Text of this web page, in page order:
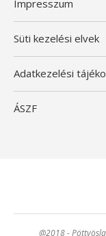
Impresszum
Süti kezelési elvek
Adatkezelési
ÁSZF
@2018 -